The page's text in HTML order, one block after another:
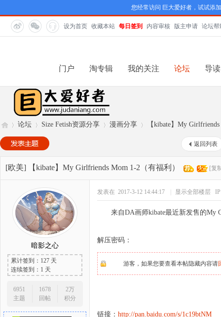
您经常访问 巨大爱好者，试试添
设为首页 收藏本站 每日签到 内容审核 版主申请 论坛帮
门户 淘专辑 我的关注 论坛 导读
巨 »
论坛
›
Size Fetish资源分享
›
漫画分享
›
【kibate】My
返回列表
[欧美] 【kibate】My Girlfriends Mom 1-2（有福利） [复
暗影之心
累计签到：127 天
连续签到：1 天
6951
主题
1678
回帖
2万
积分
发表在 2017-3-12 14:44:17 显示全部楼层
来自DA画师kibate最近新发售的My
解压密码：
游客，如果您要查看本帖隐藏内容请
链接： http://pan.baidu.com/s/1c19btNM